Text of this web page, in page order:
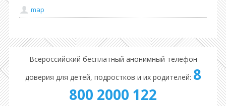
map
Всероссийский бесплатный анонимный телефон
доверия для детей, подростков и их родителей: 8
800 2000 122